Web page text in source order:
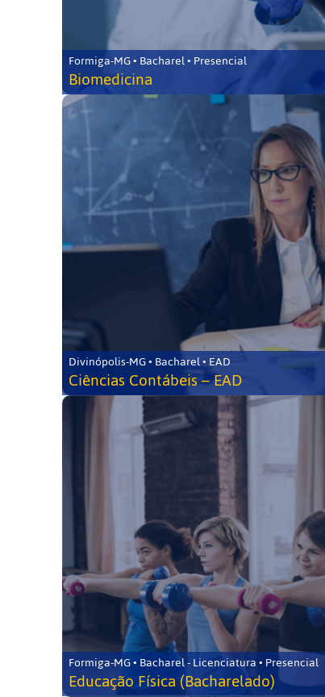
Formiga-MG • Bacharel • Presencial
Biomedicina
Divinópolis-MG • Bacharel • EAD
Ciências Contábeis – EAD
Formiga-MG • Bacharel - Licenciatura • Presencial
Educação Física (Bacharelado)